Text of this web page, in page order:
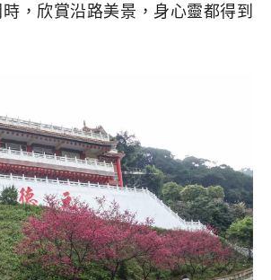
，欣賞沿路美景，身心靈都得到